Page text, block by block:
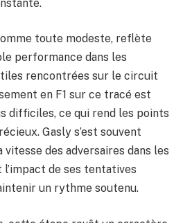
toute modeste, reflète
performance dans les
rencontrées sur le circuit
en F1 sur ce tracé est
difficiles, ce qui rend les points
Gasly s’est souvent
des adversaires dans les
de ses tentatives
un rythme soutenu.